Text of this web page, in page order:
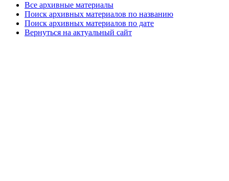
Все архивные материалы
Поиск архивных материалов по названию
Поиск архивных материалов по дате
Вернуться на актуальный сайт